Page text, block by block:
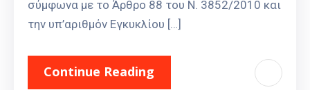
σύμφωνα με το Άρθρο 88 του Ν. 3852/2010 και
την υπ’αριθμόν Εγκυκλίου […]
Continue Reading